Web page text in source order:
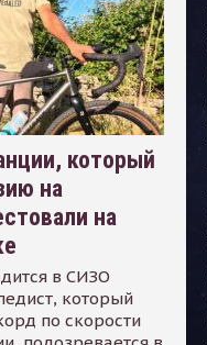
который
на
на
в СИЗО
который
по скорости